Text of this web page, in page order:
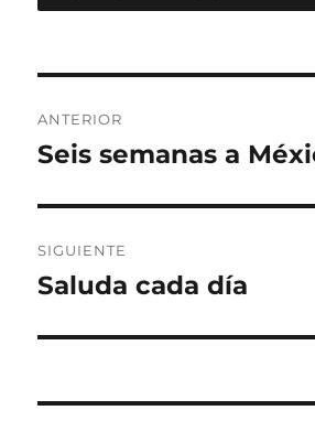
de
ANTERIOR
Entrada
Seis semanas a
SIGUIENTE
Entrada
Saluda cada día